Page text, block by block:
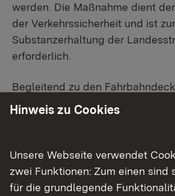
werden. Die Maßnahme dient
der Verkehrssicherheit und ist zur
Substanzerhaltung der
erforderlich.
Begleitend zu den
erfolgt auch eine Sanierung eines
Tuttlingen/Zollernalbkreis.
Kosten
Hinweis zu Cookies
Unsere Webseite verwendet
zwei Funktionen: Zum einen sind
für die grundlegende